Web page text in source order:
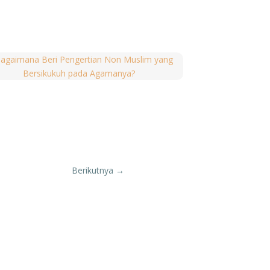
Nya saja, hanya berpasrah
pengobatan dengan cuci darah,
pertama mengatakan, “
menjadi manusia yang sehat
Berikutnya →